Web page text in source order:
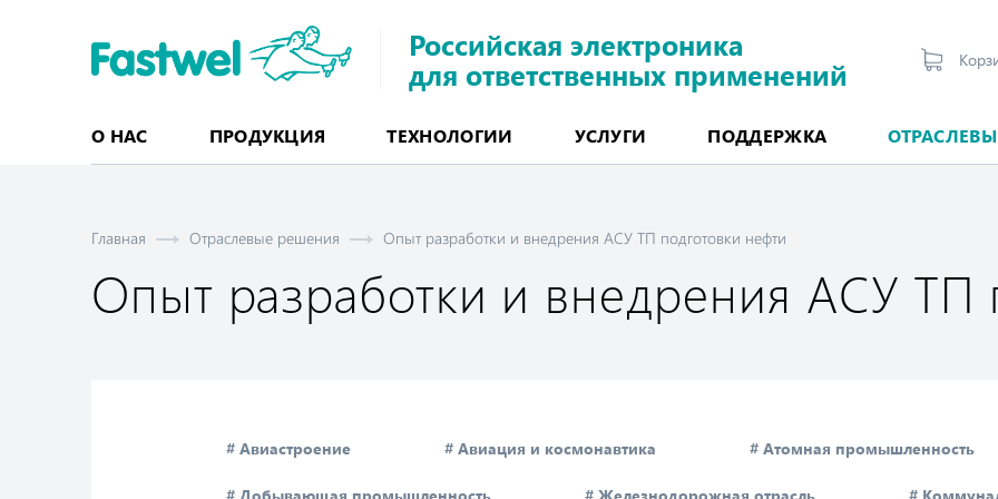
Главная Отраслевые решения Опыт разработки и внедрения АСУ ТП подготовки нефти
Опыт разработки и внедрения АСУ ТП
# Авиастроение # Авиация и космонавтика # Атомная промышленность
Российская электроника
для ответственных применений
О НАС ПРОДУКЦИЯ ТЕХНОЛОГИИ УСЛУГИ ПОДДЕРЖКА